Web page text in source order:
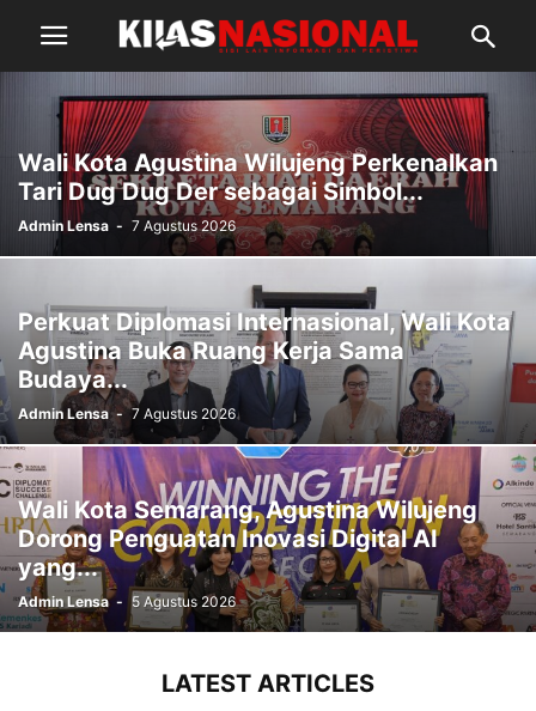
Wali Kota Agustina Wilujeng Perkenalkan
Tari Dug Dug Der sebagai Simbol...
Admin Lensa - 7 Agustus 2026
Perkuat Diplomasi Internasional, Wali Kota
Agustina Buka Ruang Kerja Sama
Budaya...
Admin Lensa - 7 Agustus 2026
Wali Kota Semarang, Agustina Wilujeng
Dorong Penguatan Inovasi Digital AI
yang...
Admin Lensa - 5 Agustus 2026
LATEST ARTICLES